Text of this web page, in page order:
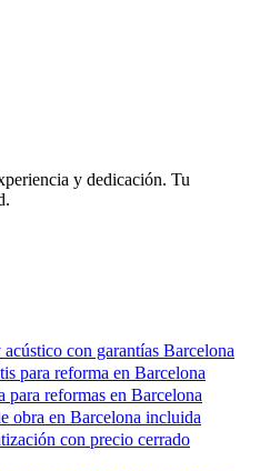
y dedicación. Tu
con garantías Barcelona
para reforma en Barcelona
para reformas en Barcelona
obra en Barcelona incluida
con precio cerrado